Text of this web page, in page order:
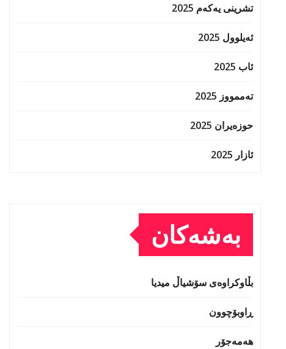
تشرینی یەکەم 2025
ئەیلوول 2025
ئاب 2025
تەممووز 2025
حوزه‌یران 2025
ئازار 2025
بەشەکان
بڵاوکراوەی سۆشیاڵ میدیا
ڕاوبۆچوون
هەمەجۆر